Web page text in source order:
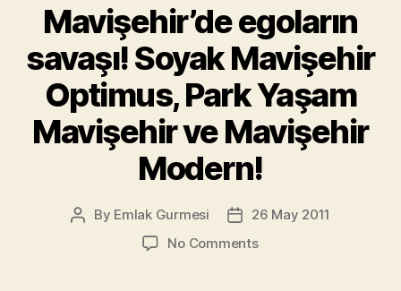
Mavişehir’de egoların
savaşı! Soyak Mavişehir
Optimus, Park Yaşam
Mavişehir ve Mavişehir
Modern!
Post
By Emlak Gurmesi
Post26 May 2011
No Commentson